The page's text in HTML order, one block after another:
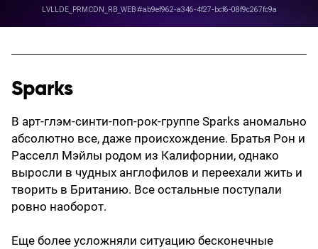
Sparks
В арт-глэм-синти-поп-рок-группе Sparks аномально
абсолютно все, даже происхождение. Братья Рон и
Расселл Мэйлы родом из Калифорнии, однако
выросли в чудных англофилов и переехали жить и
творить в Британию. Все остальные поступали
ровно наоборот.
Еще более усложняли ситуацию бесконечные